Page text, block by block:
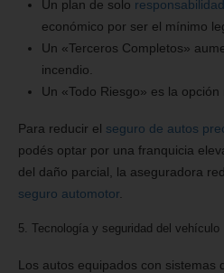
Un plan de solo
económico por ser el mínimo
Un «Terceros Completos»
incendio.
Un «Todo Riesgo» es la opción
Para reducir el seguro de autos
podés optar por una franquicia
del daño parcial, la aseguradora
seguro automotor.
5. Tecnología y seguridad del vehículo
Los autos equipados con sistemas